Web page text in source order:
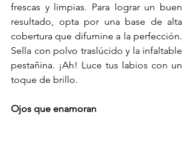
frescas y limpias. Para lograr un buen
resultado, opta por una base de alta
cobertura que difumine a la perfección.
Sella con polvo traslúcido y la infaltable
pestañina. ¡Ah! Luce tus labios con un
toque de brillo.
Ojos que enamoran